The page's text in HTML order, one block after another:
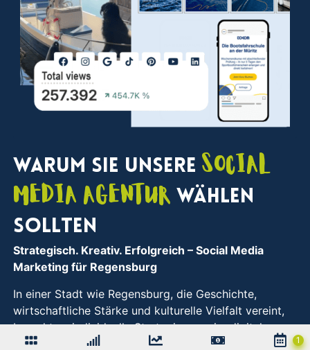
Warum Sie unsere Social
Media Agentur wählen
sollten
Strategisch. Kreativ. Erfolgreich – Social Media
Marketing für Regensburg
In einer Stadt wie Regensburg, die Geschichte,
wirtschaftliche Stärke und kulturelle Vielfalt vereint,
braucht es individuelle Strategien, um im digitalen
Raum nachhaltig sichtbar zu bleiben. Genau hier